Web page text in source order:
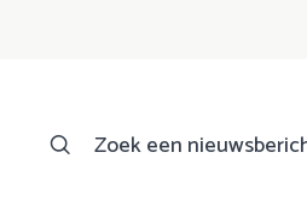
Zoek een